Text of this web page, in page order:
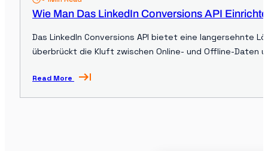
Wie Man Das LinkedIn Conversions API
Das LinkedIn Conversions API bietet eine langersehnte
überbrückt die Kluft zwischen Online- und Offline-
Read More